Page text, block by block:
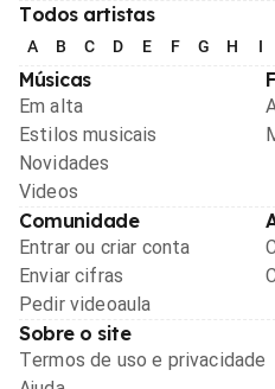
Todos artistas
A B C D E F G H I
Músicas
Em alta
Estilos musicais
Novidades
Videos
Comunidade
Entrar ou criar conta
Enviar cifras
Pedir videoaula
Sobre o site
Termos de uso e privacidade